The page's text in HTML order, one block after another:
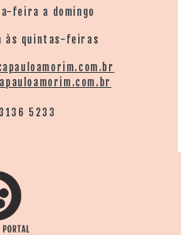
feira a domingo
às quintas-feiras
5233